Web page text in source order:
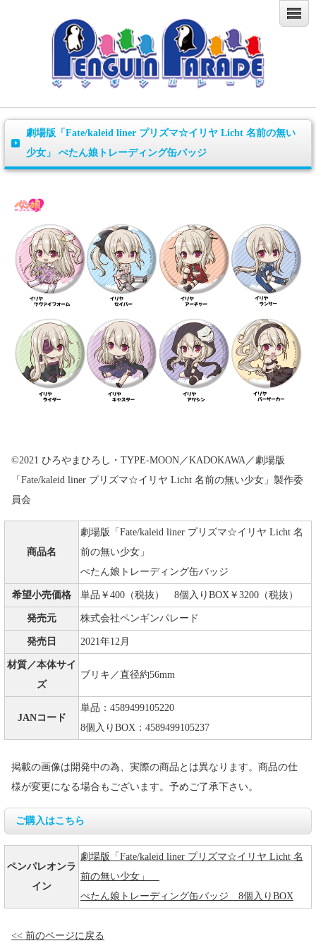
劇場版「Fate/kaleid liner プリズマ☆イリヤ Licht 名前の無い
少女」 ぺたん娘トレーディング缶バッジ
©2021 ひろやまひろし・TYPE-MOON／KADOKAWA／劇場版
「Fate/kaleid liner プリズマ☆イリヤ Licht 名前の無い少女」製作委
員会
商品名
劇場版「Fate/kaleid liner プリズマ☆イリヤ Licht 名
前の無い少女」
ぺたん娘トレーディング缶バッジ
希望小売価格 単品￥400（税抜） 8個入りBOX￥3200（税抜）
発売元 株式会社ペンギンパレード
発売日 2021年12月
材質／本体サイ
ズ
ブリキ／直径約56mm
JANコード
単品：4589499105220
8個入りBOX：4589499105237
掲載の画像は開発中の為、実際の商品とは異なります。商品の仕
様が変更になる場合もございます。予めご了承下さい。
ご購入はこちら
ペンパレオンラ
イン
劇場版「Fate/kaleid liner プリズマ☆イリヤ Licht 名
前の無い少女」
ぺたん娘トレーディング缶バッジ 8個入りBOX
<< 前のページに戻る